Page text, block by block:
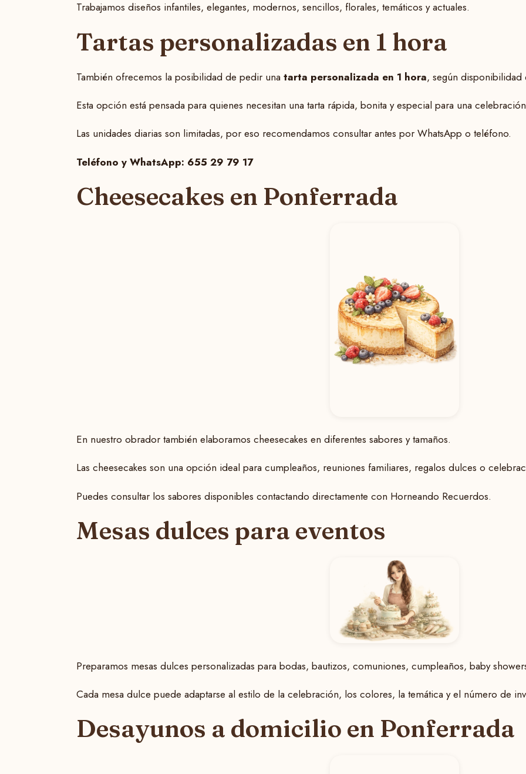
Trabajamos diseños infantiles, elegantes, modernos, sencillos, florales, temáticos y actuales.
Tartas personalizadas en 1 hora
También ofrecemos la posibilidad de pedir una tarta personalizada en 1 hora, según disponibilidad
Esta opción está pensada para quienes necesitan una tarta rápida, bonita y especial para una
Las unidades diarias son limitadas, por eso recomendamos consultar antes por WhatsApp o teléfono.
Teléfono y WhatsApp: 655 29 79 17
Cheesecakes en Ponferrada
En nuestro obrador también elaboramos cheesecakes en diferentes sabores y tamaños.
Las cheesecakes son una opción ideal para cumpleaños, reuniones familiares, regalos dulces o
Puedes consultar los sabores disponibles contactando directamente con Horneando Recuerdos.
Mesas dulces para eventos
Preparamos mesas dulces personalizadas para bodas, bautizos, comuniones, cumpleaños, baby
Cada mesa dulce puede adaptarse al estilo de la celebración, los colores, la temática y el número de
Desayunos a domicilio en Ponferrada